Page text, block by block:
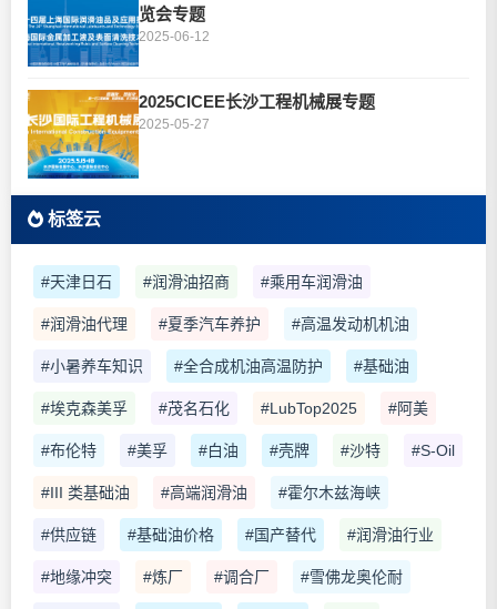
览会专题
2025-06-12
2025CICEE长沙工程机械展专题
2025-05-27
标签云
#天津日石 #润滑油招商 #乘用车润滑油
#润滑油代理 #夏季汽车养护 #高温发动机机油
#小暑养车知识 #全合成机油高温防护 #基础油
#埃克森美孚 #茂名石化 #LubTop2025 #阿美
#布伦特 #美孚 #白油 #壳牌 #沙特 #S-Oil
#III 类基础油 #高端润滑油 #霍尔木兹海峡
#供应链 #基础油价格 #国产替代 #润滑油行业
#地缘冲突 #炼厂 #调合厂 #雪佛龙奥伦耐